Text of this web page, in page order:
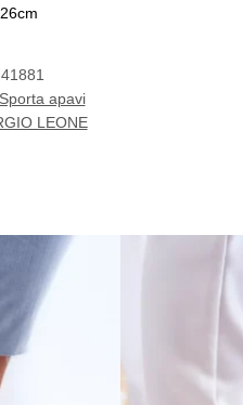
41881
Sporta apavi
LEONE